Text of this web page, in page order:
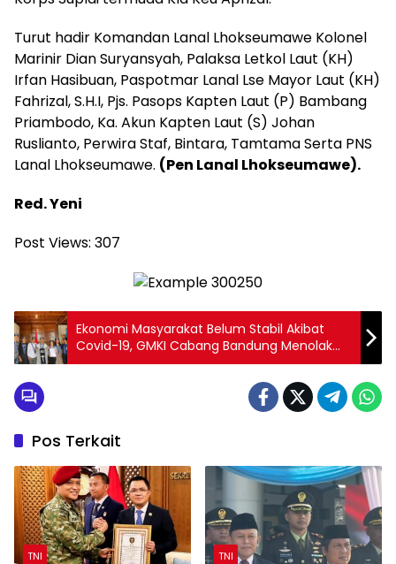
Turut hadir Komandan Lanal Lhokseumawe Kolonel
Marinir Dian Suryansyah, Palaksa Letkol Laut (KH)
Irfan Hasibuan, Paspotmar Lanal Lse Mayor Laut (KH)
Fahrizal, S.H.I, Pjs. Pasops Kapten Laut (P) Bambang
Priambodo, Ka. Akun Kapten Laut (S) Johan
Ruslianto, Perwira Staf, Bintara, Tamtama Serta PNS
Lanal Lhokseumawe. (Pen Lanal Lhokseumawe).
Red. Yeni
Post Views: 307
Ekonomi Masyarakat Belum Stabil Akibat
Covid-19, GMKI Cabang Bandung Menolak
Kenaikan Harga BBM Bersubsidi
Pos Terkait
TNI TNI